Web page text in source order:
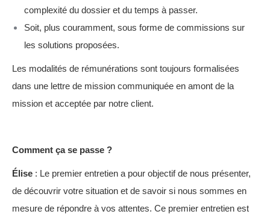
complexité du dossier et du temps à passer.
Soit, plus couramment, sous forme de commissions sur
les solutions proposées.
Les modalités de rémunérations sont toujours formalisées
dans une lettre de mission communiquée en amont de la
mission et acceptée par notre client.
Comment ça se passe ?
Élise : Le premier entretien a pour objectif de nous présenter,
de découvrir votre situation et de savoir si nous sommes en
mesure de répondre à vos attentes. Ce premier entretien est